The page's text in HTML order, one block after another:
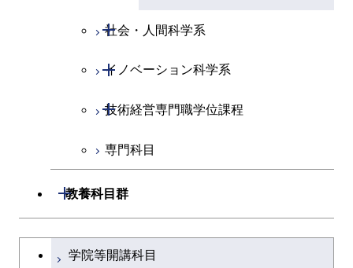
社会・人間科学系
開閉
社会・人間科学コース
イノベーション科学系
開閉
イノベーション科学コース
技術経営専門職学位課程
開閉
技術経営専門職学位課程
専門科目
教養科目群
開閉
文系教養科目
大学院課程を切り替える
学院等開講科目